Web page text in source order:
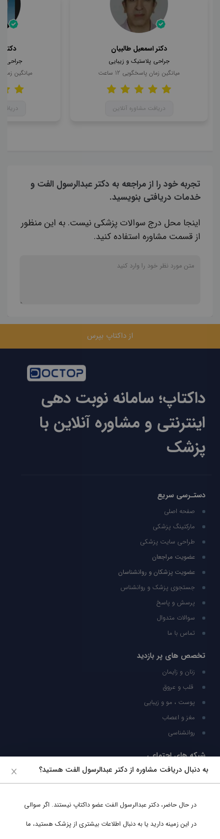
دکتر اسمعیل طالبیان
جراحی پلاستیک و زیبایی
میانگین زمان پاسخگویی 12 ساعت
دریافت مشاوره آنلاین
دکتر
جراحی
میانگین
تجربه خود را از مراجعه به دکتر عبدالرسول الفت و
خدمات دریافتی بنویسید.
اینجا محل درج سوالات پزشکی نیست. به این منظور
از قسمت مشاوره استفاده کنید.
از داکتاپ بپرس
داکتاپ؛ سامانه نوبت دهی
اینترنتی و مشاوره آنلاین با
پزشک
دستـرسی سریع
صفحه اصلی
مارکتینگ پزشکی
طراحی سایت پزشکی
عضویت مراجعان
عضویت پزشکان و روانشناسان
جستجوی پزشک و روانشناس
پرسش و پاسخ
سوالات متدوال
تماس با ما
تخصص های پر بازدید
زنان و زایمان
قلب و عروق
پوست ، مو و زیبایی
مغز و اعصاب
روانشناسی
شبکه های اجتماعی
ما را در شبکه های اجتماعی دنبال کنید
به دنبال دریافت مشاوره از دکتر عبدالرسول الفت هستید؟
در حال حاضر، دکتر عبدالرسول الفتعضو داکتاپ نیستند. اگر سوالی
در این زمینه دارید یا به دنبال اطلاعات بیشتری از پزشک هستید، ما